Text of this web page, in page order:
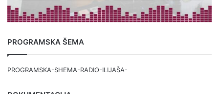
PROGRAMSKA ŠEMA
PROGRAMSKA-SHEMA-RADIO-ILIJAŠA-